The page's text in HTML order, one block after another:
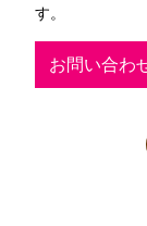
す。
お問い合わ